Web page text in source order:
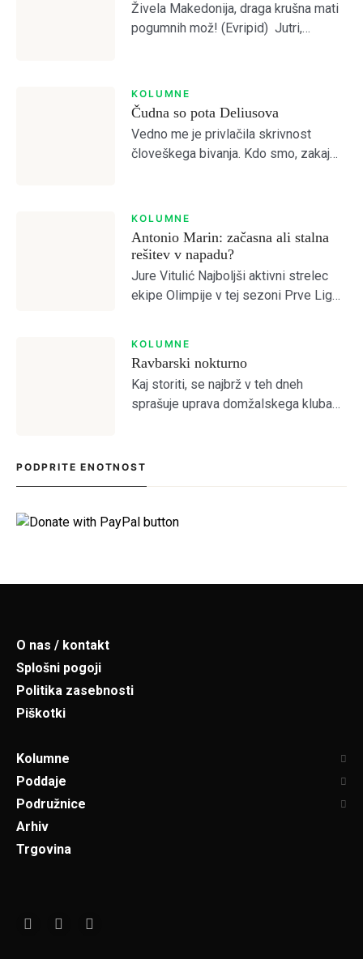
Živela Makedonija, draga krušna mati
pogumnih mož! (Evripid) Jutri,
Makedonskega etnografskega
muzeja, ki jih bo moral nekdo plačati.
(Lidija Dimovska) […]
KOLUMNE
Čudna so pota Deliusova
Vedno me je privlačila skrivnost
človeškega bivanja. Kdo smo, zakaj
religioznih in filozofskih šol, da bi
odprl vrata brez vrat. […]
KOLUMNE
Antonio Marin: začasna ali stalna
rešitev v napadu?
Jure Vitulić Najboljši aktivni strelec
ekipe Olimpije v tej sezoni Prve Lige
KOLUMNE
Ravbarski nokturno
Kaj storiti, se najbrž v teh dneh
sprašuje uprava domžalskega kluba
zelo zanima tamkajšnje sicer
PODPRITE ENOTNOST
O nas / kontakt
Splošni pogoji
Politika zasebnosti
Piškotki
Kolumne
Poddaje
Podružnice
Arhiv
Trgovina
SIGN IN